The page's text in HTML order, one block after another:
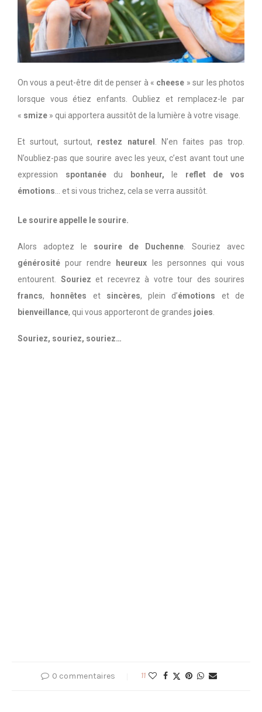
On vous a peut-être dit de penser à « cheese » sur les photos
lorsque vous étiez enfants. Oubliez et remplacez-le par
« smize » qui apportera aussitôt de la lumière à votre visage.
Et surtout, surtout, restez naturel . N’en faites pas trop.
N’oubliez-pas que sourire avec les yeux, c’est avant tout une
expression spontanée du bonheur, le reflet de vos
émotions… et si vous trichez, cela se verra aussitôt.
Le sourire appelle le sourire.
Alors adoptez le sourire de Duchenne. Souriez avec
générositépour rendre heureux
les personnes qui vous
entourent. Souriez et recevrez à votre tour des sourires
francs, honnêtes et sincères, plein d’émotions et de
bienveillance, qui vous apporteront de grandes joies.
Souriez, souriez, souriez…
0 commentaires 11